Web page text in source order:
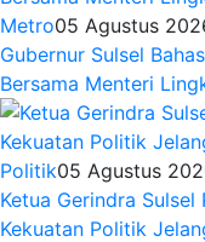
Metro05 Agustus
Gubernur Sulsel
Bersama Menteri
Politik05 Agustus
Ketua Gerindra
Kekuatan Politik